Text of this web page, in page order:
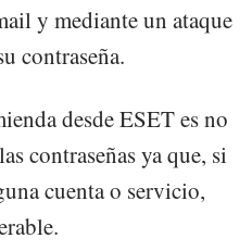
y mediante un ataque
contraseña.
desde ESET es no
contraseñas ya que, si
cuenta o servicio,